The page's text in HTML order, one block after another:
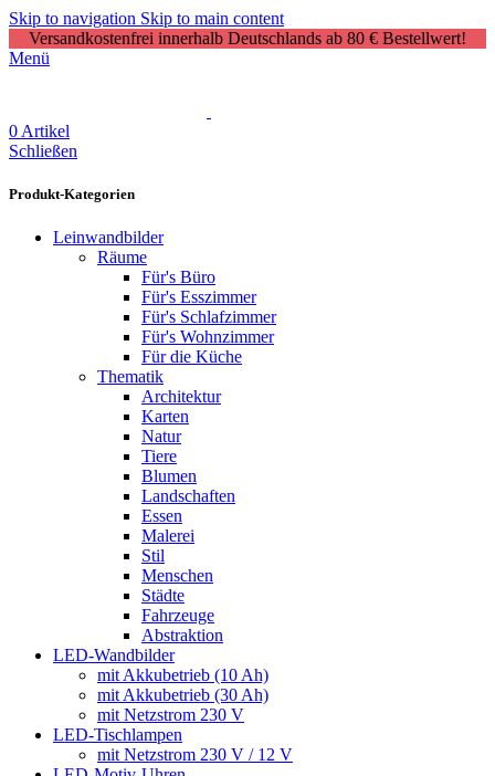
Skip to navigation Skip to main content
Versandkostenfrei innerhalb Deutschlands ab 80 € Bestellwert!
Menü
0 Artikel
Schließen
Produkt-Kategorien
Leinwandbilder
Räume
Für's Büro
Für's Esszimmer
Für's Schlafzimmer
Für's Wohnzimmer
Für die Küche
Thematik
Architektur
Karten
Natur
Tiere
Blumen
Landschaften
Essen
Malerei
Stil
Menschen
Städte
Fahrzeuge
Abstraktion
LED-Wandbilder
mit Akkubetrieb (10 Ah)
mit Akkubetrieb (30 Ah)
mit Netzstrom 230 V
LED-Tischlampen
mit Netzstrom 230 V / 12 V